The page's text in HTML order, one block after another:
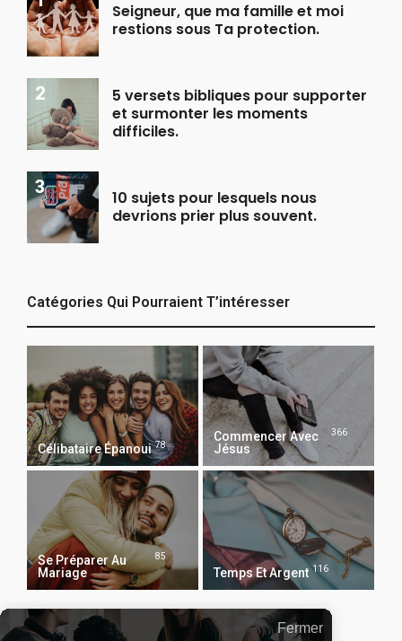
Seigneur, que ma famille et moi
restions sous Ta protection.
5 versets bibliques pour supporter
et surmonter les moments
difficiles.
10 sujets pour lesquels nous
devrions prier plus souvent.
Catégories Qui Pourraient T’intéresser
Célibataire Épanoui 78
Commencer Avec
Jésus
366
Se Préparer Au
Mariage
85
Temps Et Argent 116
Fermer